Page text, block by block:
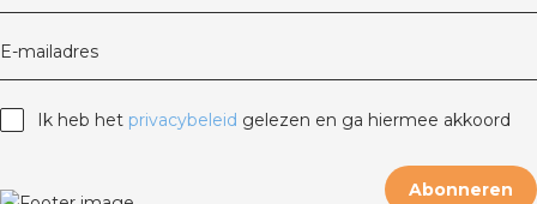
E-mailadres
Ik heb het privacybeleid gelezen en ga hiermee akkoord
Abonneren